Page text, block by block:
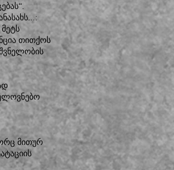
თითქოს
მითურ